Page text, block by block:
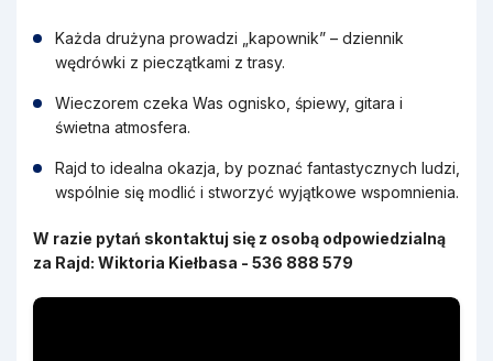
Każda drużyna prowadzi „kapownik” – dziennik
wędrówki z pieczątkami z trasy.
Wieczorem czeka Was ognisko, śpiewy, gitara i
świetna atmosfera.
Rajd to idealna okazja, by poznać fantastycznych ludzi,
wspólnie się modlić i stworzyć wyjątkowe wspomnienia.
W razie pytań skontaktuj się z osobą odpowiedzialną
za Rajd: Wiktoria Kiełbasa - 536 888 579